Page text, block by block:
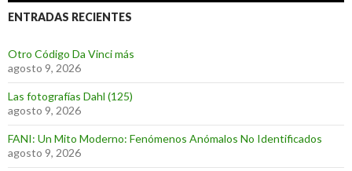
ENTRADAS RECIENTES
Otro Código Da Vinci más
agosto 9, 2026
Las fotografías Dahl (125)
agosto 9, 2026
FANI: Un Mito Moderno: Fenómenos Anómalos No Identificados
agosto 9, 2026